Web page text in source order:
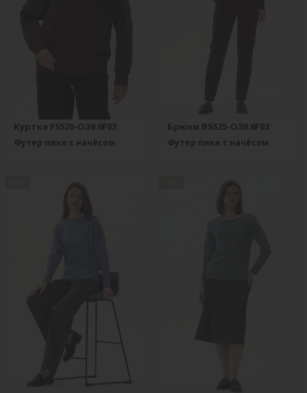
Куртка F5520-O39.6F03
Футер пике с начёсом
Брюки B5525-O39.6F03
Футер пике с начёсом